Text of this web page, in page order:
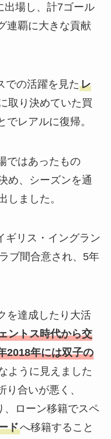
出場し、計7ゴール
連覇に大きな貢献
での活躍を見たレ
取り決めていた買
レアルに復帰。
ではあったもの
め、シーズンを通
しました。
ギリス・イングラン
ブ間合意され、5年
を達成したり大活
ントス時代から交
2018年には双子の
ように見えました
合いが悪く、
、ローン移籍でスペ
ドへ移籍すること